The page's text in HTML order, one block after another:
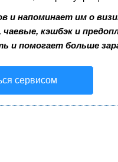
и напоминает им о
чаевые, кэшбэк и
и помогает больше
сервисом